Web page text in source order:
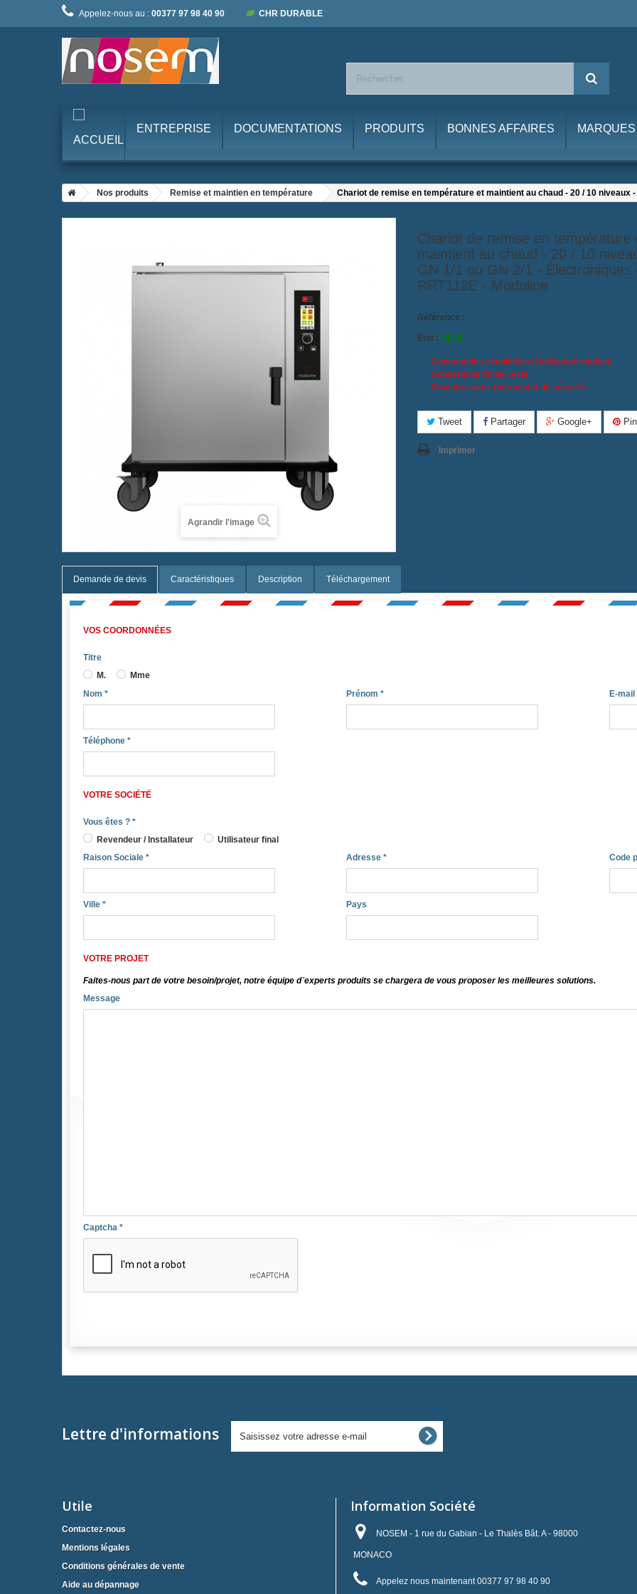
Appelez-nous au : 00377 97 98 40 90 CHR DURABLE
ENTREPRISE DOCUMENTATIONS PRODUITS BONNES AFFAIRES MARQUES
Nos produits Remise et maintien en température Chariot de remise en température et maintient au chaud - 20 / 10 niveaux
Agrandir l'image
Chariot de remise en température
maintient au chaud - 20 / 10
GN 1/1 ou GN 2/1 - Électroniques
RRT112E - Moduline
Référence :
État : NEUF
Commandes simplifiées d’utilisation intuitive
Sonnerie de fin de cycle
Chambre avec thermostat de sécurité
Tweet Partager Google+
Imprimer
Demande de devis Caractéristiques Description Téléchargement
VOS COORDONNÉES
Titre
M.
Mme
Nom * Prénom * E-mail
Téléphone *
VOTRE SOCIÉTÉ
Vous êtes ? *
Revendeur / Installateur
Utilisateur final
Raison Sociale * Adresse * Code
Ville * Pays
VOTRE PROJET
Faites-nous part de votre besoin/projet, notre équipe d`experts produits se chargera de vous proposer les meilleures solutions.
Message
Captcha *
Lettre d'informations
Utile
Contactez-nous
Mentions légales
Conditions générales de vente
Aide au dépannage
Information Société
NOSEM - 1 rue du Gabian - Le Thalès Bât. A - 98000
MONACO
Appelez nous maintenant00377 97 98 40 90